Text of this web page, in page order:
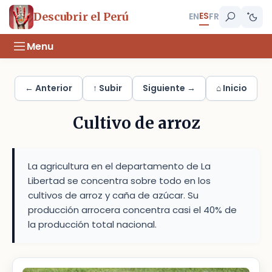
Descubrir el Perú ENESFR
Menu
← Anterior ↑ Subir Siguiente → ⌂ Inicio
Cultivo de arroz
La agricultura en el departamento de La
Libertad se concentra sobre todo en los
cultivos de arroz y caña de azúcar. Su
producción arrocera concentra casi el 40% de
la producción total nacional.